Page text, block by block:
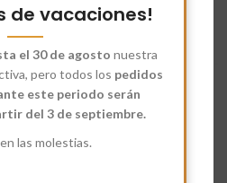
de vacaciones!
el 30 de agosto nuestra
pero todos los pedidos
este periodo serán
del 3 de septiembre.
las molestias.
Harina Cebada Integral
6,92€ -82,75€
Seleccionar Opciones